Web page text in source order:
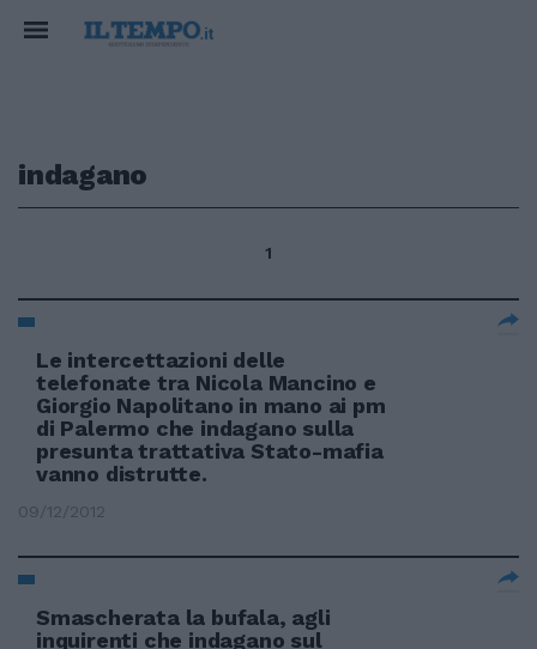
indagano
1
Le intercettazioni delle
telefonate tra Nicola Mancino e
Giorgio Napolitano in mano ai pm
di Palermo che indagano sulla
presunta trattativa Stato-mafia
vanno distrutte.
09/12/2012
Smascherata la bufala, agli
inquirenti che indagano sul